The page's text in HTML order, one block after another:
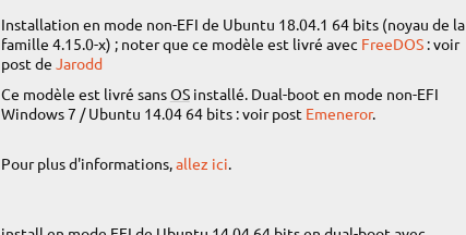
Installation en mode non-EFI de Ubuntu 18.04.1 64 bits (noyau de la
famille 4.15.0-x) ; noter que ce modèle est livré avec FreeDOS: voir
post de Jarodd
Ce modèle est livré sansOSinstallé. Dual-boot en mode non-EFI
Windows 7 / Ubuntu 14.04 64 bits : voir post Emeneror.
Pour plus d'informations,allez ici.